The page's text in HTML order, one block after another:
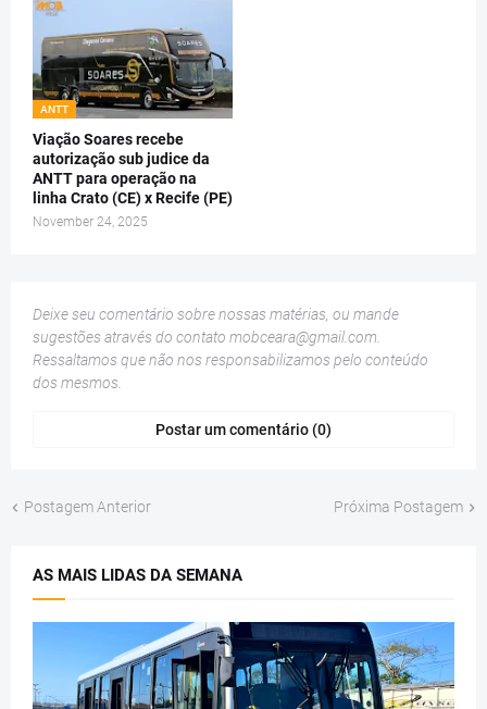
ANTT
Viação Soares recebe
autorização sub judice da
ANTT para operação na
linha Crato (CE) x Recife (PE)
November 24, 2025
Deixe seu comentário sobre nossas matérias, ou mande
sugestões através do contato mobceara@gmail.com
Ressaltamos que não nos responsabilizamos pelo conteúdo
dos mesmos.
Postar um comentário (0)
Postagem Anterior Próxima Postagem
AS MAIS LIDAS DA SEMANA